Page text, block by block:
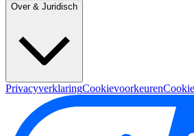
Over & Juridisch
PrivacyverklaringCookievoorkeuren